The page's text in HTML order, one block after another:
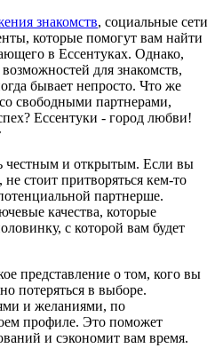
знакомств, социальные сети
которые помогут вам найти
в Ессентуках. Однако,
для знакомств,
бывает непросто. Что же
свободными партнерами,
Ессентуки - город любви!
честным и открытым. Если вы
, не стоит притворяться кем-то
партнерше.
качества, которые
с которой вам будет
представление о том, кого вы
потеряться в выборе.
и желаниями, по
профиле. Это поможет
и сэкономит вам время.